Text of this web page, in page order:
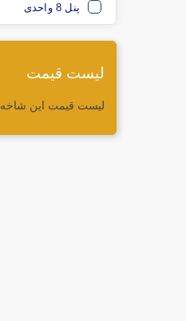
پنل 8 واحدی
لیست قیمت
لیست قیمت این شاخه